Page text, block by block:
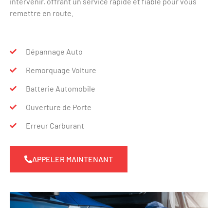
remettre en route.
Dépannage Auto
Remorquage Voiture
Batterie Automobile
Ouverture de Porte
Erreur Carburant
APPELER MAINTENANT